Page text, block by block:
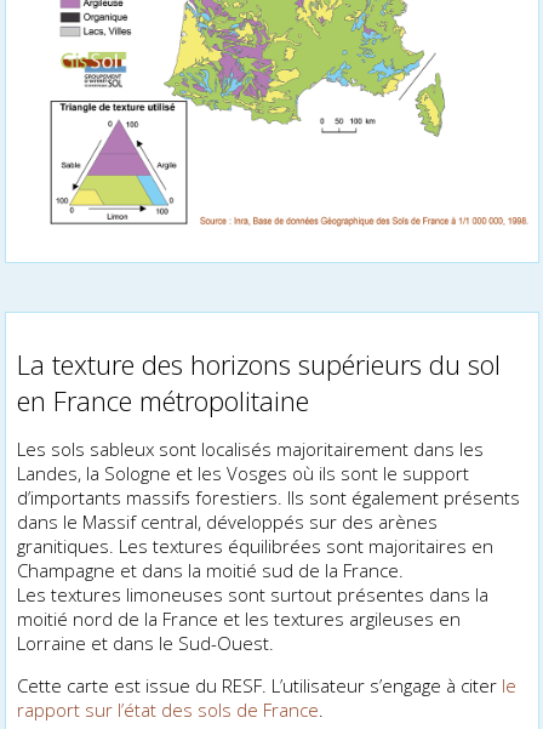
La texture des horizons supérieurs du sol
en France métropolitaine
Les sols sableux sont localisés majoritairement dans les
Landes, la Sologne et les Vosges où ils sont le support
d’importants massifs forestiers. Ils sont également présents
dans le Massif central, développés sur des arènes
granitiques. Les textures équilibrées sont majoritaires en
Champagne et dans la moitié sud de la France.
Les textures limoneuses sont surtout présentes dans la
moitié nord de la France et les textures argileuses en
Lorraine et dans le Sud-Ouest.
Cette carte est issue du RESF. L’utilisateur s’engage à citer le
rapport sur l’état des sols de France